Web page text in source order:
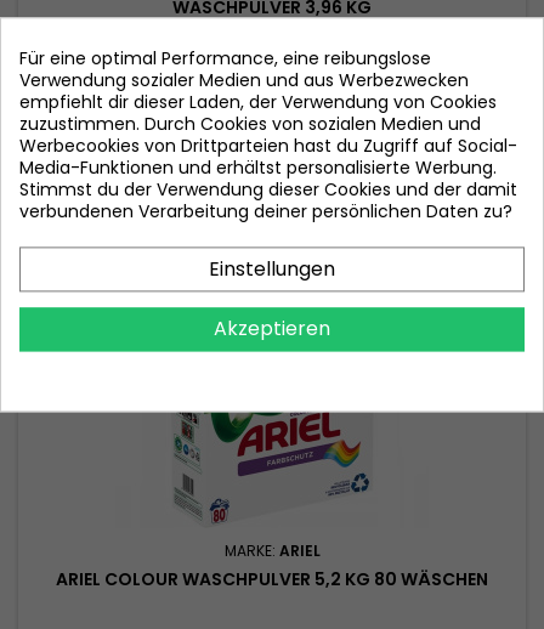
ASCHPULVER 3,96 KG
Preis
12,80 €
 In den Warenkorb
Nicht auf Lager
MARKE: ARIEL
ARIEL COLOUR WASCHPULVER 5,2 KG 80 WÄSCHEN
Für eine optimal Performance, eine reibungslose
Verwendung sozialer Medien und aus Werbezwecken
empfiehlt dir dieser Laden, der Verwendung von Cookies
zuzustimmen. Durch Cookies von sozialen Medien und
Werbecookies von Drittparteien hast du Zugriff auf Social-
Media-Funktionen und erhältst personalisierte Werbung.
Stimmst du der Verwendung dieser Cookies und der damit
verbundenen Verarbeitung deiner persönlichen Daten zu?
Einstellungen
Akzeptieren